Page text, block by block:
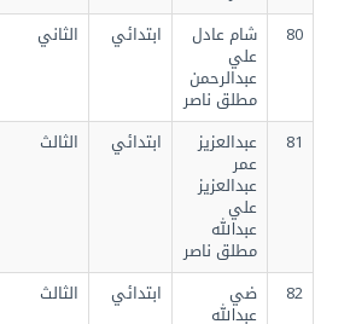
شام عادل
علي
عبدالرحمن
مطلق ناصر
ابتدائي الثاني
عبدالعزيز
عبدالعزيز
علي
عبدالله
مطلق ناصر
ابتدائي الثالث
ضي
عبدالله
ابتدائي الثالث